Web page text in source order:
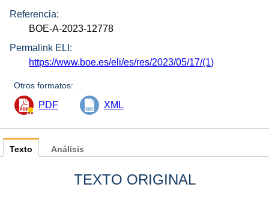
Referencia:
BOE-A-2023-12778
Permalink ELI:
https://www.boe.es/eli/es/res/2023/05/17/(1)
Otros formatos:
PDF XML
Texto
TEXTO ORIGINAL
Análisis